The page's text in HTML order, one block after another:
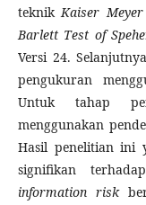
teknikKaiser
Barlett Test of
Versi 24.
pengukuran
Untuk tahap
menggunakan
Hasil penelitian ini
signifikan
information risk